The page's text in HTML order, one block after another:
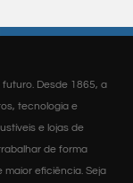
Desde 1865, a
tecnologia e
e lojas de
de forma
eficiência. Seja